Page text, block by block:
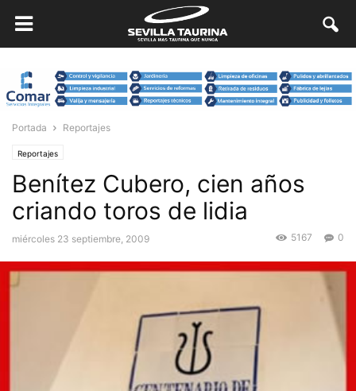
Portada Reportajes
Reportajes
Benítez Cubero, cien años
criando toros de lidia
miércoles 23 septiembre, 2009 0
5167